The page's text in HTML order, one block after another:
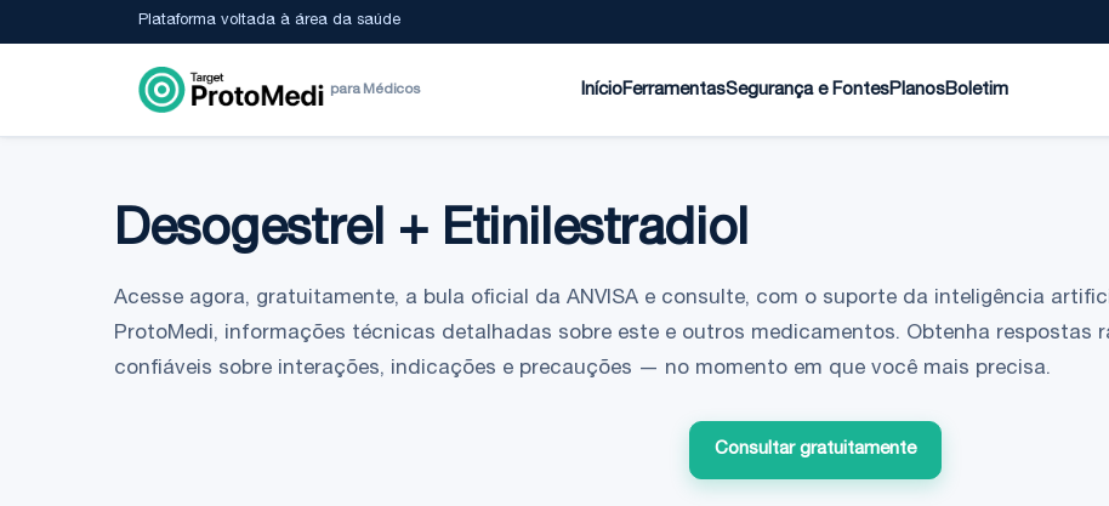
Plataforma voltada à área da saúde
para Médicos InícioFerramentasSegurança e FontesPlanosBoletim
Desogestrel + Etinilestradiol
Acesse agora, gratuitamente, a bula oficial da ANVISA e consulte, com o suporte da inteligência
ProtoMedi, informações técnicas detalhadas sobre este e outros medicamentos. Obtenha respostas
confiáveis sobre interações, indicações e precauções — no momento em que você mais precisa.
Consultar gratuitamente